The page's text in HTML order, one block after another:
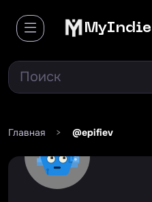
MyIndie
Главная > @epifiev